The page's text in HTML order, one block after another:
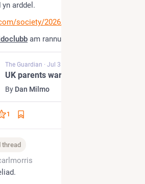
arddel.
society/2026/j
am rannu'r erthygl.
The Guardian · Jul 3
By Dan Milmo
1
thread